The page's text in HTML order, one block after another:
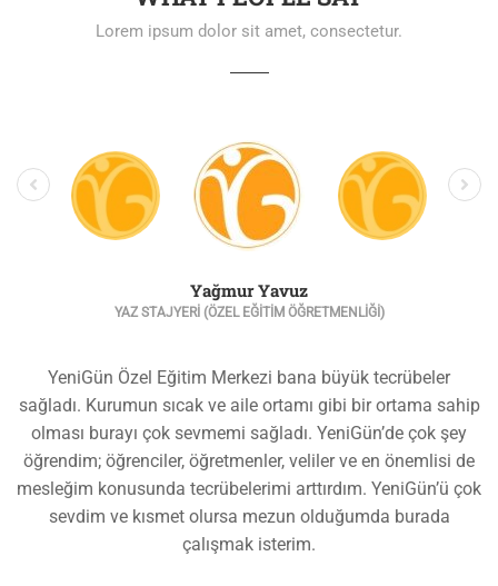
Lorem ipsum dolor sit amet, consectetur.
Yağmur Yavuz
YAZ STAJYERI (ÖZEL EĞITIM ÖĞRETMENLIĞI)
YeniGün Özel Eğitim Merkezi bana büyük tecrübeler
sağladı. Kurumun sıcak ve aile ortamı gibi bir ortama sahip
olması burayı çok sevmemi sağladı. YeniGün’de çok şey
öğrendim; öğrenciler, öğretmenler, veliler ve en önemlisi de
mesleğim konusunda tecrübelerimi arttırdım. YeniGün’ü çok
sevdim ve kısmet olursa mezun olduğumda burada
çalışmak isterim.